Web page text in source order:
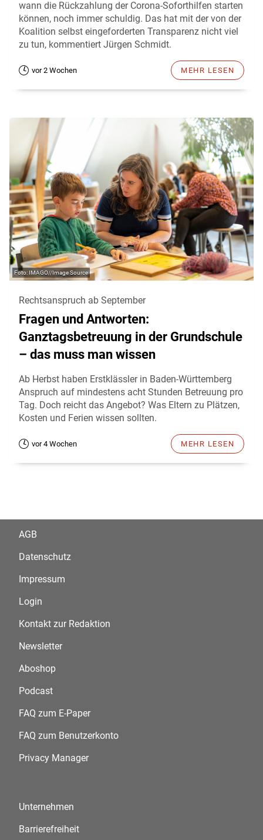
wann die Rückzahlung der Corona-Soforthilfen starten
können, noch immer schuldig. Das hat mit der von der
Koalition selbst eingeforderten Transparenz nicht viel
zu tun, kommentiert Jürgen Schmidt.
vor 2 Wochen MEHR LESEN
IMAGO//Image Source
Rechtsanspruch ab September
Fragen und Antworten:
Ganztagsbetreuung in der Grundschule
– das muss man wissen
Ab Herbst haben Erstklässler in Baden-Württemberg
Anspruch auf mindestens acht Stunden Betreuung pro
Tag. Doch reicht das Angebot? Was Eltern zu Plätzen,
Kosten und Ferien wissen sollten.
vor 4 Wochen MEHR LESEN
AGB
Datenschutz
Impressum
Login
Kontakt zur Redaktion
Newsletter
Aboshop
Podcast
FAQ zum E-Paper
FAQ zum Benutzerkonto
Privacy Manager
Unternehmen
Barrierefreiheit